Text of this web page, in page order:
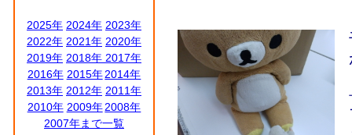
2025年 2024年 2023年
2022年 2021年 2020年
2019年 2018年 2017年
2016年 2015年 2014年
2013年 2012年 2011年
2010年 2009年 2008年
2007年まで一覧